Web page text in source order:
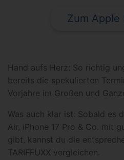
Zum Apple
Hand aufs Herz: So richtig
bereits die spekulierten
Vorjahre im Großen und
Was auch klar ist: Sobald es
Air, iPhone 17 Pro & Co. mit
gibt, kannst du die
TARIFFUXX vergleichen.